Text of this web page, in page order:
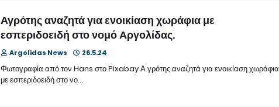
Αγρότης αναζητά για ενοικίαση χωράφια με
εσπεριδοειδή στο νομό Αργολίδας.
Argolidas News 26.5.24
Φωτογραφία από τον Hans στο Pixabay Α γρότης αναζητά για ενοικίαση χωράφια
με εσπεριδοειδή στο νο…